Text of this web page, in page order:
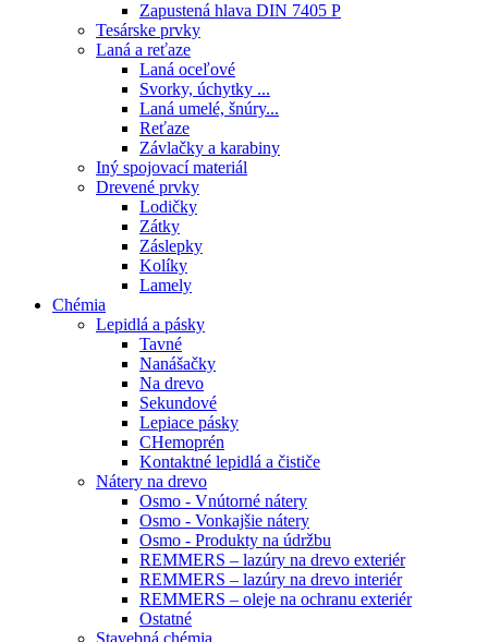
Zapustená hlava DIN 7405 P
Tesárske prvky
Laná a reťaze
Laná oceľové
Svorky, úchytky ...
Laná umelé, šnúry...
Reťaze
Závlačky a karabiny
Iný spojovací materiál
Drevené prvky
Lodičky
Zátky
Záslepky
Kolíky
Lamely
Chémia
Lepidlá a pásky
Tavné
Nanášačky
Na drevo
Sekundové
Lepiace pásky
CHemoprén
Kontaktné lepidlá a čističe
Nátery na drevo
Osmo - Vnútorné nátery
Osmo - Vonkajšie nátery
Osmo - Produkty na údržbu
REMMERS – lazúry na drevo exteriér
REMMERS – lazúry na drevo interiér
REMMERS – oleje na ochranu exteriér
Ostatné
Stavebná chémia